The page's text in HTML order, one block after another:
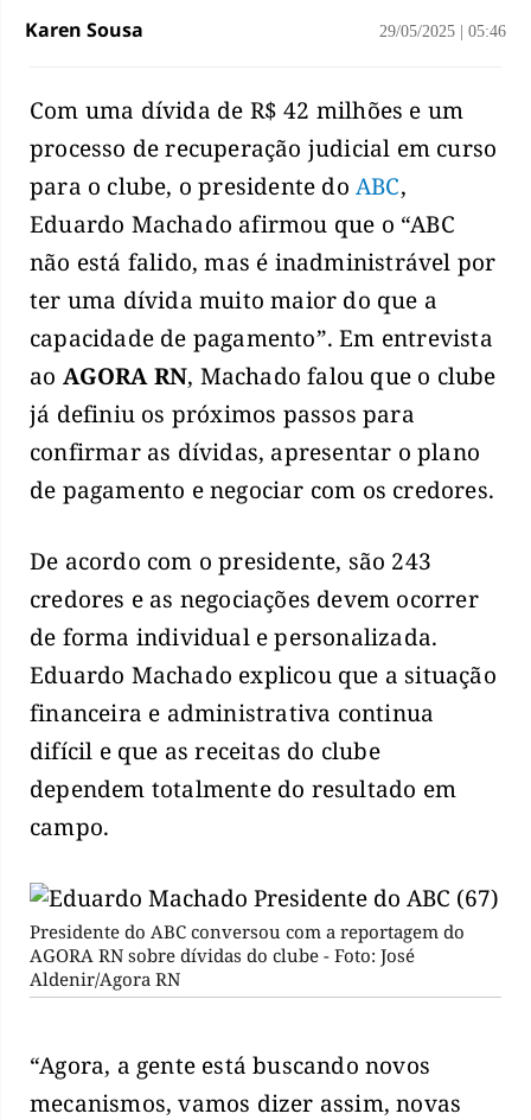
Karen Sousa 29/05/2025 05:46
Com uma dívida de R$ 42 milhões e um
processo de recuperação judicial em curso
para o clube, o presidente do ABC,
Eduardo Machado afirmou que o “ABC
não está falido, mas é inadministrável por
ter uma dívida muito maior do que a
capacidade de pagamento”. Em entrevista
ao AGORA RN, Machado falou que o clube
já definiu os próximos passos para
confirmar as dívidas, apresentar o plano
de pagamento e negociar com os credores.
De acordo com o presidente, são 243
credores e as negociações devem ocorrer
de forma individual e personalizada.
Eduardo Machado explicou que a situação
financeira e administrativa continua
difícil e que as receitas do clube
dependem totalmente do resultado em
campo.
Presidente do ABC conversou com a reportagem do
AGORA RN sobre dívidas do clube - Foto: José
Aldenir/Agora RN
“Agora, a gente está buscando novos
mecanismos, vamos dizer assim, novas